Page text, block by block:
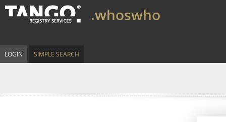
.whoswho
LOGIN SIMPLE SEARCH